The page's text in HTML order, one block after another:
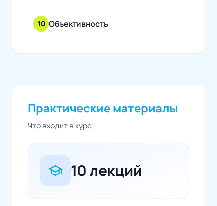
10 Объективность
Практические материалы
Что входит в курс
school 10 лекций